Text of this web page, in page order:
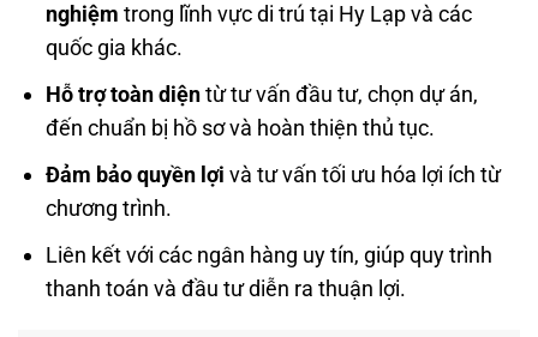
nghiệm trong lĩnh vực di trú tại Hy Lạp và các
quốc gia khác.
Hỗ trợ toàn diệntừ tư vấn đầu tư, chọn dự án,
đến chuẩn bị hồ sơ và hoàn thiện thủ tục.
Đảm bảo quyền lợi và tư vấn tối ưu hóa lợi ích từ
chương trình.
Liên kết với các ngân hàng uy tín, giúp quy trình
thanh toán và đầu tư diễn ra thuận lợi.